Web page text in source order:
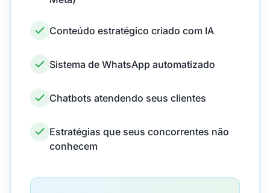
Conteúdo estratégico criado com IA
Sistema de WhatsApp automatizado
Chatbots atendendo seus clientes
Estratégias que seus concorrentes não
conhecem